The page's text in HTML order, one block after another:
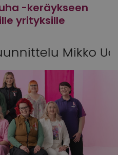
-keräykseen
yrityksille
Akaasta